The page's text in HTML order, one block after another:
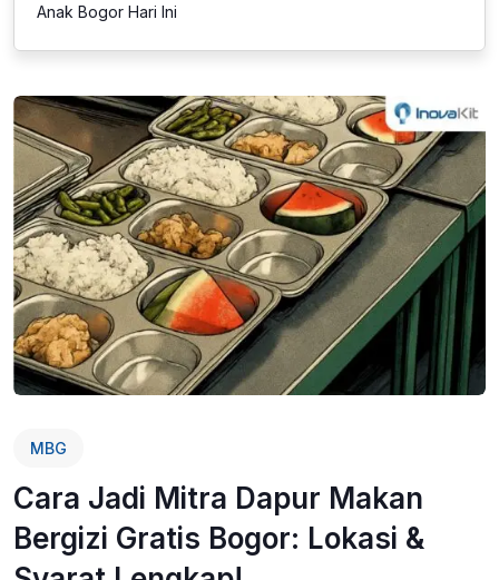
Anak Bogor Hari Ini
MBG
Cara Jadi Mitra Dapur Makan
Bergizi Gratis Bogor: Lokasi &